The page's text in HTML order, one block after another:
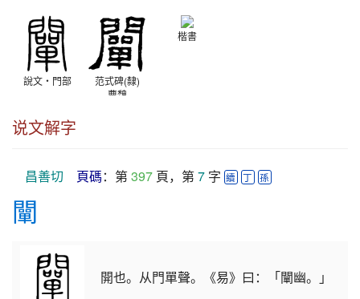
說文‧門部
范式碑(隸)
曹魏
楷書
说文解字
昌善切 頁碼：第 397 頁，第 7 字 續 丁 孫
闡
開也。从門單聲。《易》曰：「闡幽。」